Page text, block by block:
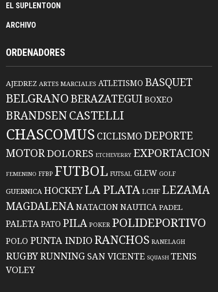
EL SUPLENTOON
ARCHIVO
ORDENADORES
AJEDREZ ARTES MARCIALES ATLETISMO BASQUET
BELGRANO BERAZATEGUIBOXEO
BRANDSENCASTELLI
CHASCOMUS CICLISMO DEPORTE
MOTORDOLORES ETCHEVERRY EXPORTACION
FEMENINO FFBP FUTBOL FUTSAL GLEW GOLF
GUERNICA HOCKEYLA PLATA LCHF LEZAMA
MAGDALENANATACIONNAUTICA PADEL
PALETAPATO PILA POKER POLIDEPORTIVO
POLO PUNTA INDIO RANCHOS RANELAGH
RUGBYRUNNING SAN VICENTE SQUASH TENIS
VOLEY